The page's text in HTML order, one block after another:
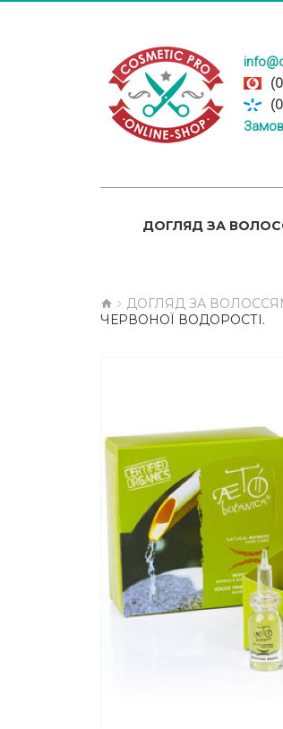
ДОГЛЯД ЗА
ДОГЛЯД ЗА
ЧЕРВОНОЇ ВОДОРОСТІ.